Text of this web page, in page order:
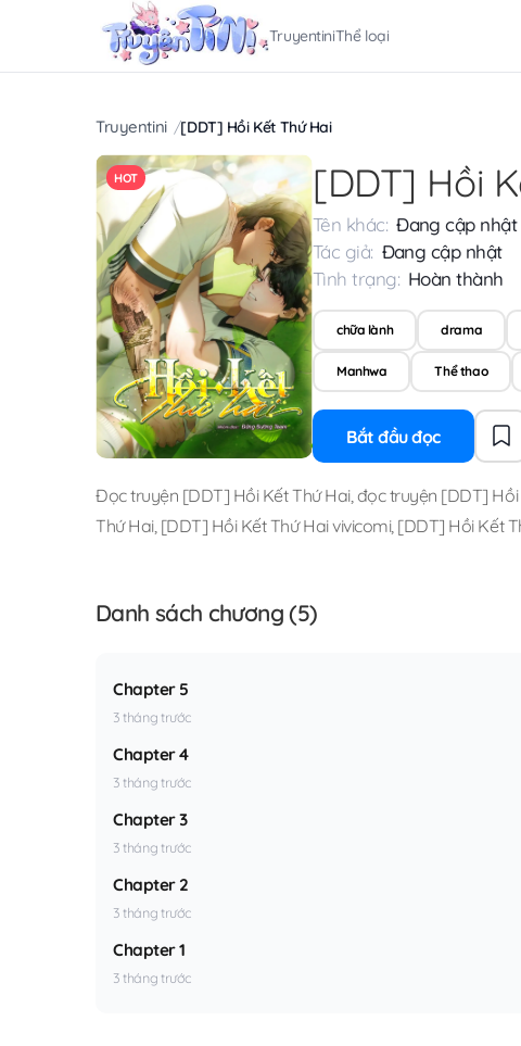
TruyentiniThể loại
Truyentini [DDT] Hồi Kết Thứ Hai
HOT [DDT] Hồi
Tên khác: Đang cập nhật
Tác giả: Đang cập nhật
Tình trạng: Hoàn thành
chữa lành drama
Manhwa Thể thao
Bắt đầu đọc
Đọc truyện [DDT] Hồi Kết Thứ Hai,đọc truyện [DDT]
Thứ Hai, [DDT] Hồi Kết Thứ Hai vivicomi, [DDT] Hồi Kết
Danh sách chương (5)
Chapter 5
3 tháng trước
Chapter 4
3 tháng trước
Chapter 3
3 tháng trước
Chapter 2
3 tháng trước
Chapter 1
3 tháng trước